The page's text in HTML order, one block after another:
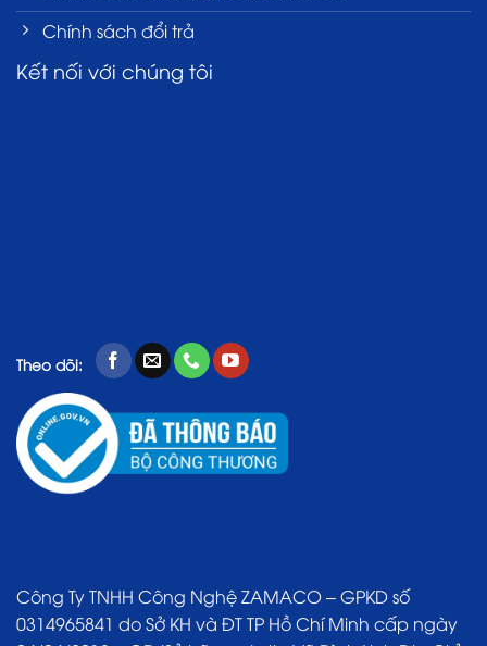
Chính sách đổi trả
Kết nối với chúng tôi
Theo dõi:
Công Ty TNHH Công Nghệ ZAMACO – GPKD số
0314965841 do Sở KH và ĐT TP Hồ Chí Minh cấp ngày